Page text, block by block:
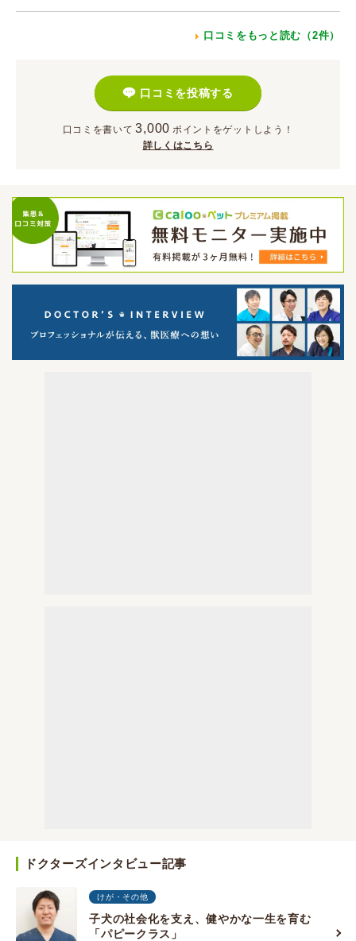
口コミをもっと読む（2件）
口コミを投稿する
口コミを書いて 3,000 ポイント をゲットしよう！
詳しくはこちら
ドクターズインタビュー記事
けが・その他
子犬の社会化を支え、健やかな一生を育む
「パピークラス」